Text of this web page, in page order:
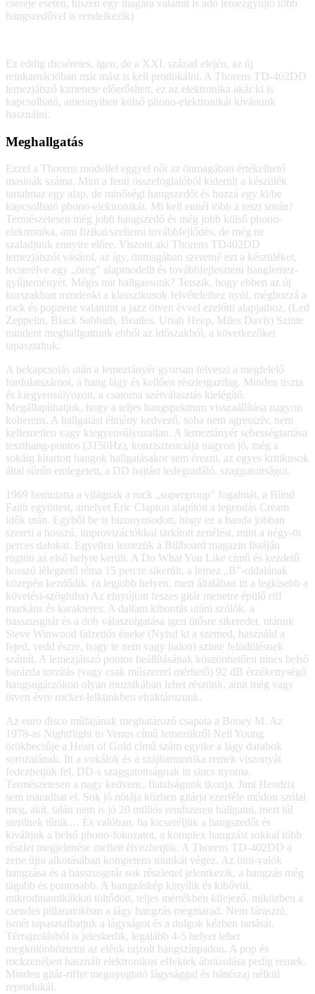
cseréje esetén, hiszen egy magára valamit is adó lemezgyűjtő több
hangszedővel is rendelkezik)
Ez eddig dicséretes, igen, de a XXI. század elején, az új
reinkarnációban már mást is kell produkálni. A Thorens TD-402DD
lemezjátszó kimenete előerősített, ez az elektronika akár ki is
kapcsolható, amennyiben külső phono-elektronikát kívánunk
használni.
Meghallgatás
Ezzel a Thorens modellel eggyel nőt az önmagában értékelhető
masinák száma. Mint a fenti összefoglalóból kiderült a készülék
tartalmaz egy alap, de minőségi hangszedőt és hozzá egy ki/be
kapcsolható phono-elektronikát. Mi kell ennél több a teszt során?
Természetesen még jobb hangszedő és még jobb külső phono-
elektronika, ami fizikai/szellemi továbbfejlődés, de még ne
szaladjunk ennyire előre. Viszont aki Thorens TD402DD
lemezjátszót vásárol, az így, önmagában szeretné ezt a készüléket,
lecserélve egy „öreg” alapmodellt és továbbfejleszteni hanglemez-
gyűjteményét. Mégis mit hallgassunk? Tetszik, hogy ebben az új
korszakban mindenki a klasszikusok felvételeihez nyúl, méghozzá a
rock és popzene valamint a jazz ötven évvel ezelőtti alapjaihoz. (Led
Zeppelin, Black Sabbath, Beatles, Uriah Heep, Miles Davis) Szinte
mindent meghallgattunk ebből az időszakból, a következőket
tapasztaltuk.
A bekapcsolás után a lemeztányér gyorsan felveszi a megfelelő
fordulatszámot, a hang lágy és kellően részletgazdag. Minden tiszta
és kiegyensúlyozott, a csatorna szétválasztás kielégítő.
Megállapíthatjuk, hogy a teljes hangspektrum visszaállítása nagyon
koherens. A hallgatási élmény kedvező, soha nem agresszív, nem
kellemetlen vagy kiegyensúlyozatlan. A lemeztányér sebességtartása
teszthang-pontos (3150Hz), konzisztenciája nagyon jó, még a
sokáig kitartott hangok hallgatásakor sem érezni, az egyes kritikusok
által sűrűn emlegetett, a DD hajtást ledegradáló, szaggatottságot.
1969 bemutatta a világnak a rock „supergroup” fogalmát, a Blind
Faith együttest, amelyet Eric Clapton alapított a legendás Cream
idők után. Egyből be is bizonyosodott, hogy ez a banda jobban
szereti a hosszú, improvizációkkal tarkított zenélést, mint a négy-öt
perces dalokat. Egyetlen lemezük a Billboard magazin listáján
rögtön az első helyre került. A Do What You Like című és kezdetű
hosszú lélegzetű téma 15 percre sikerült, a lemez „B”-oldalának
közepén kezdődik. (a legjobb helyen, mert általában itt a legkisebb a
követési-szöghiba) Az elnyújtott feszes gitár menetre épülő riff
markáns és karakteres. A dallam kibontás utáni szólók, a
basszusgitár és a dob válaszolgatása igen ütősre sikeredet, utánuk
Steve Winwood falzettós éneke (Nyisd ki a szemed, használd a
fejed, vedd észre, hogy te nem vagy halott) szinte felüdülésnek
számít. A lemezjátszó pontos beállításának köszönhetően nincs belső
barázda torzítás (vagy csak műszerrel mérhető) 92 dB érzékenységű
hangsugárzókon olyan muzsikában lehet részünk, amit még vagy
ötven évre rocker-lelkünkben elraktározunk.
Az euro disco műfajának meghatározó csapata a Boney M. Az
1978-as Nightflight to Venus című lemezükről Neil Young
örökbecsűje a Heart of Gold című szám egyike a lágy darabok
sorozatának. Itt a vokálok és a szájharmonika remek viszonyát
fedezhetjük fel, DD-s szaggatottságnak itt sincs nyoma.
Természetesen a nagy kedvenc, fiatalságunk ikonja, Jimi Hendrix
sem maradhat el. Sok jó nótája közben gitárja ezerféle módon szólal
meg, akit, talán nem is jó 20 milliós rendszeren hallgatni, mert túl
sterilnek tűnik… És valóban, ha kicseréljük a hangszedőt és
kiváltjuk a belső phono-fokozatot, a komplex hangzást sokkal több
részlet megjelenése mellett élvezhetjük. A Thorens TD-402DD a
zene újra alkotásában kompetens munkát végez. Az ütni-valók
hangzása és a basszusgitár sok részlettel jelentkezik, a hangzás még
tágabb és pontosabb. A hangzáskép kinyílik és kibővül,
mikrodinamikákkal töltődött, teljes mértékben kifejező, miközben a
csendes pillanatokban a lágy hangzás megmarad. Nem fárasztó,
ismét tapasztalhatjuk a lágyságot és a dolgok kézben tartását.
Térrajzolásból is jeleskedik, legalább 4-5 helyet lehet
megkülönböztetni az elénk rajzolt hangszínpadon. A pop és
rockzenében használt elektronikus effektek ábrázolása pedig remek.
Minden gitár-riffet megnyugtató lágysággal és háttérzaj nélkül
reprodukál.